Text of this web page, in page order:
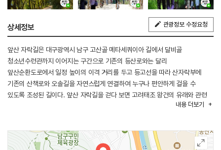
상세정보 관광정보 수정요청
앞산 자락길은 대구광역시 남구 고산골 메타세쿼이아 길에서 달비골
청소년수련관까지 이어지는 구간으로 기존의 등산로와는 달리
앞산순환도로에서 일정 높이의 이격 거리를 두고 등고선을 따라 산자락부에
기존의 산책로와 오솔길을 자연스럽게 연결하여 누구나 편안하게 걸을 수
있도록 조성된 길이다. 앞산 자락길을 걷다 보면 고려태조 왕건의 유래와 관련
있는 전통사찰을 볼 수 있고 고산골에서 출발하면 메타세쿼이아길을 지나 과거
수 있다.
내용 더보기